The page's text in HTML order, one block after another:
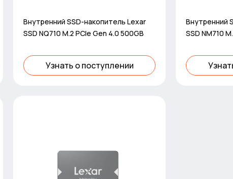
Внутренний SSD-накопитель Lexar
SSD NQ710 M.2 PCIe Gen 4.0 500GB
Узнать о поступлении
Внутренний
SSD NM710